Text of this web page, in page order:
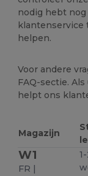
nodig hebt
klantenservice
helpen.
Voor andere
FAQ-sectie.
helpt ons
Magazijn
W1
FR |